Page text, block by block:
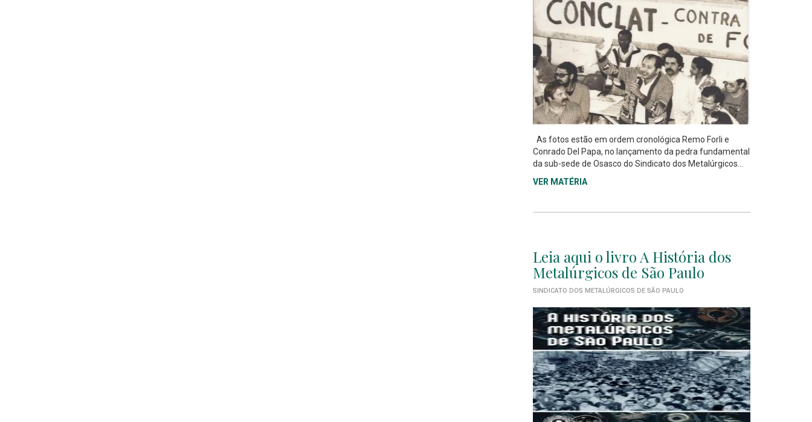
As fotos estão em ordem cronológica Remo Forli e
Conrado Del Papa, no lançamento da pedra fundamental
da sub-sede de Osasco do Sindicato dos Metalúrgicos...
VER MATÉRIA
Leia aqui o livro A História dos
Metalúrgicos de São Paulo
SINDICATO DOS METALÚRGICOS DE SÃO PAULO